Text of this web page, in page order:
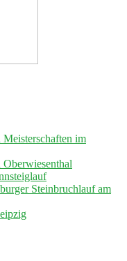
Meisterschaften im
Steinbruchlauf am